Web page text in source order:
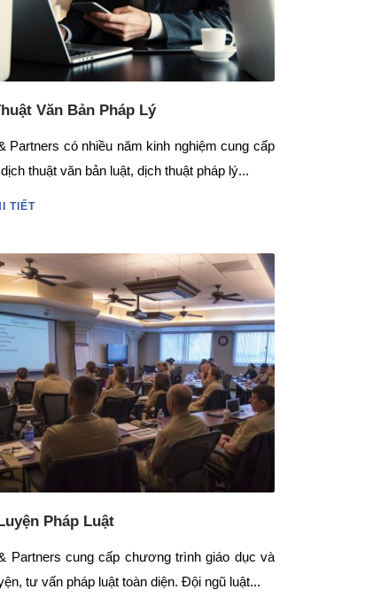
Văn Bản Pháp Lý
Partners có nhiều năm kinh nghiệm cung cấp
thuật văn bản luật, dịch thuật pháp lý...
TIẾT
Pháp Luật
Partners cung cấp chương trình giáo dục và
tư vấn pháp luật toàn diện. Đội ngũ luật...